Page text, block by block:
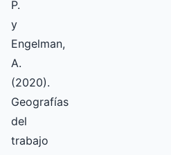
P.
y
Engelman,
A.
(2020).
Geografías
del
trabajo